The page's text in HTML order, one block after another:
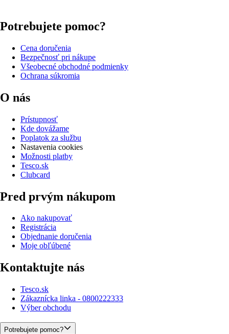
Potrebujete pomoc?
Cena doručenia
Bezpečnosť pri nákupe
Všeobecné obchodné podmienky
Ochrana súkromia
O nás
Prístupnosť
Kde dovážame
Poplatok za službu
Nastavenia cookies
Možnosti platby
Tesco.sk
Clubcard
Pred prvým nákupom
Ako nakupovať
Registrácia
Objednanie doručenia
Moje obľúbené
Kontaktujte nás
Tesco.sk
Zákaznícka linka - 0800222333
Výber obchodu
Potrebujete pomoc?